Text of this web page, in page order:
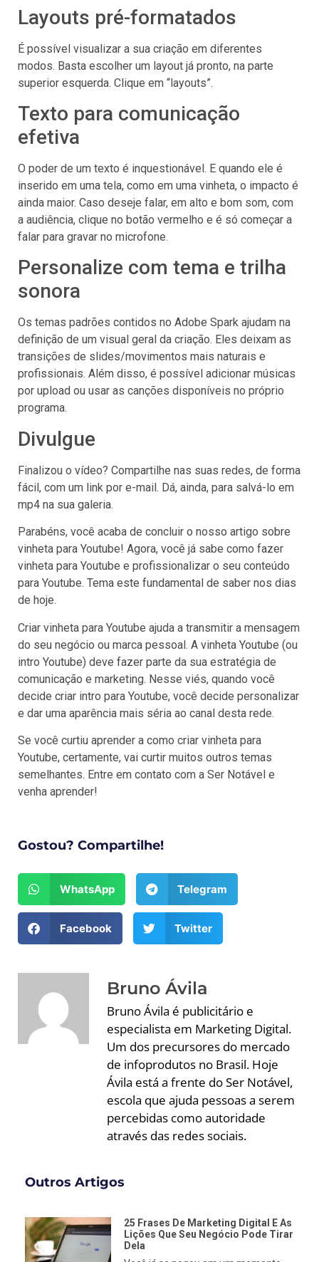
Layouts pré-formatados
É possível visualizar a sua criação em diferentes
modos. Basta escolher um layout já pronto, na parte
superior esquerda. Clique em “layouts”.
Texto para comunicação
efetiva
O poder de um texto é inquestionável. E quando ele é
inserido em uma tela, como em uma vinheta, o impacto é
ainda maior. Caso deseje falar, em alto e bom som, com
a audiência, clique no botão vermelho e é só começar a
falar para gravar no microfone.
Personalize com tema e trilha
sonora
Os temas padrões contidos no Adobe Spark ajudam na
definição de um visual geral da criação. Eles deixam as
transições de slides/movimentos mais naturais e
profissionais. Além disso, é possível adicionar músicas
por upload ou usar as canções disponíveis no próprio
programa.
Divulgue
Finalizou o vídeo? Compartilhe nas suas redes, de forma
fácil, com um link por e-mail. Dá, ainda, para salvá-lo em
mp4 na sua galeria.
Parabéns, você acaba de concluir o nosso artigo sobre
vinheta para Youtube! Agora, você já sabe como fazer
vinheta para Youtube e profissionalizar o seu conteúdo
para Youtube. Tema este fundamental de saber nos dias
de hoje.
Criar vinheta para Youtube ajuda a transmitir a mensagem
do seu negócio ou marca pessoal. A vinheta Youtube (ou
intro Youtube) deve fazer parte da sua estratégia de
comunicação e marketing. Nesse viés, quando você
decide criar intro para Youtube, você decide personalizar
e dar uma aparência mais séria ao canal desta rede.
Se você curtiu aprender a como criar vinheta para
Youtube, certamente, vai curtir muitos outros temas
semelhantes. Entre em contato com a Ser Notável e
venha aprender!
Gostou? Compartilhe!
WhatsApp Telegram
Facebook Twitter
Bruno Ávila
Bruno Ávila é publicitário e
especialista em Marketing Digital.
Um dos precursores do mercado
de infoprodutos no Brasil. Hoje
Ávila está a frente do Ser Notável,
escola que ajuda pessoas a serem
percebidas como autoridade
através das redes sociais.
Outros Artigos
25 Frases De Marketing Digital E As
Lições Que Seu Negócio Pode Tirar
Dela